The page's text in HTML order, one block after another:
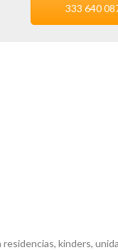
333 640
kinders,